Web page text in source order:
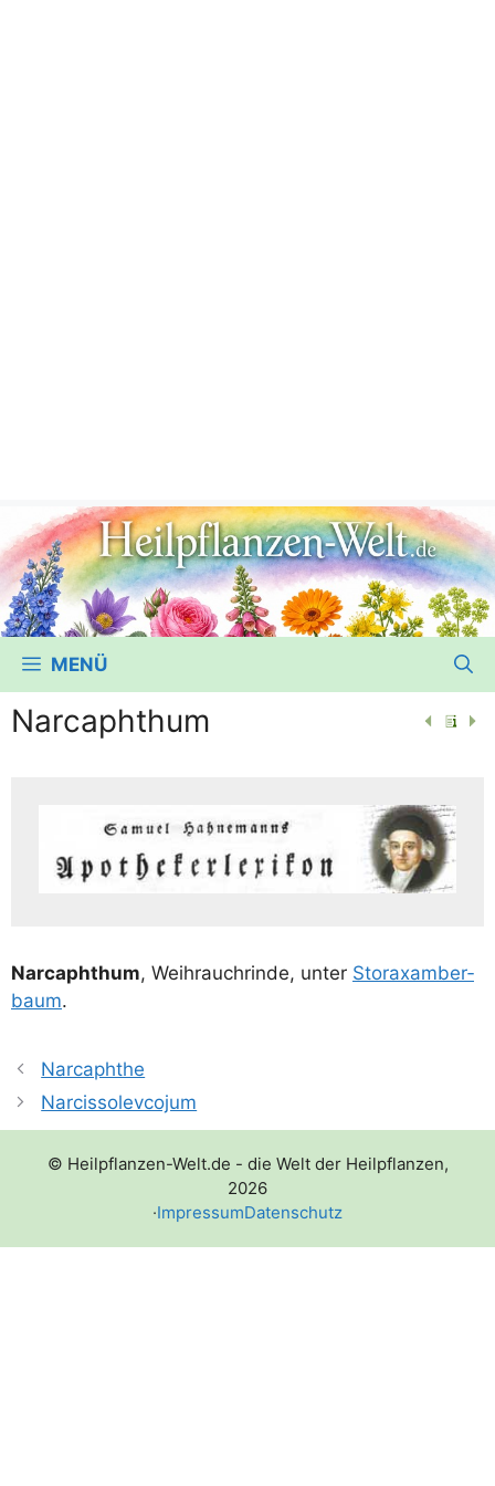
MENÜ
Narcaphthum
Nar­caph­thum, Weih­rauch­rin­de, unter Sto­ra­xam­ber­
baum.
Narcaphthe
Narcissolevcojum
© Heilpflanzen-Welt.de - die Welt der Heilpflanzen,
2026
·ImpressumDatenschutz